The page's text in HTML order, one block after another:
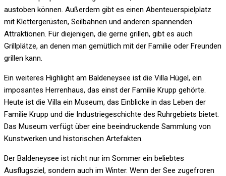
austoben können. Außerdem gibt es einen Abenteuerspielplatz
mit Klettergerüsten, Seilbahnen und anderen spannenden
Attraktionen. Für diejenigen, die gerne grillen, gibt es auch
Grillplätze, an denen man gemütlich mit der Familie oder Freunden
grillen kann.
Ein weiteres Highlight am Baldeneysee ist die Villa Hügel, ein
imposantes Herrenhaus, das einst der Familie Krupp gehörte.
Heute ist die Villa ein Museum, das Einblicke in das Leben der
Familie Krupp und die Industriegeschichte des Ruhrgebiets bietet.
Das Museum verfügt über eine beeindruckende Sammlung von
Kunstwerken und historischen Artefakten.
Der Baldeneysee ist nicht nur im Sommer ein beliebtes
Ausflugsziel, sondern auch im Winter. Wenn der See zugefroren